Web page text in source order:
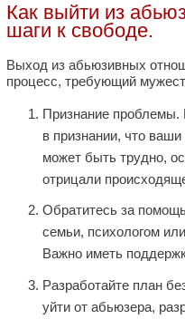
Как выйти из
шаги к свободе.
Выход из абьюзивных
процесс, требующий
Признание
в признании, что
может быть трудно,
отрицали
Обратитесь за
семьи, психологом
Важно иметь
Разработайте план
уйти от абьюзера,